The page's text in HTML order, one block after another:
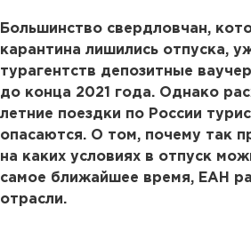
Большинство свердловчан,
карантина лишились отпуска,
турагентств депозитные
до конца 2021 года. Однако
летние поездки по России
опасаются. О том, почему так
на каких условиях в отпуск
самое ближайшее время, ЕАН
отрасли.